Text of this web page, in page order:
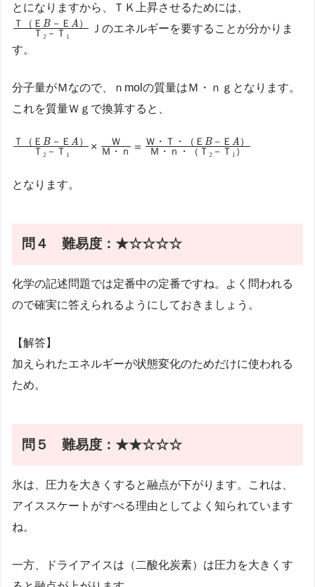
とになりますから、ＴＫ上昇させるためには、
（ＥB－
ＥA）}
Ｔ ₂ －Ｔ ₁
Ｔ（ＥB －ＥA ）
Ｊのエネルギーを要することが分かりま
す。
分子量がＭなので、ｎmolの質量はＭ・ｎｇとなります。
これを質量Ｗｇで換算すると、
\frac{Ｔ
（ＥB－
ＥA）}
{Ｔ₂－
Ｔ ₂ －Ｔ ₁
Ｔ（ＥB －ＥA ） × \frac{Ｗ}
Ｍ・ｎ
Ｗ ＝ \frac{Ｗ・
Ｔ・（ＥB
Ｍ・ｎ・（Ｔ ₂ －Ｔ ₁ ）
Ｗ・Ｔ・（Ｅ B －ＥA ）
となります。
問４難易度：★☆☆☆☆
化学の記述問題では定番中の定番ですね。よく問われる
ので確実に答えられるようにしておきましょう。
【解答】
加えられたエネルギーが状態変化のためだけに使われる
ため。
問５難易度：★★☆☆☆
氷は、圧力を大きくすると融点が下がります。これは、
アイススケートがすべる理由としてよく知られています
ね。
一方、ドライアイスは（二酸化炭素）は圧力を大きくす